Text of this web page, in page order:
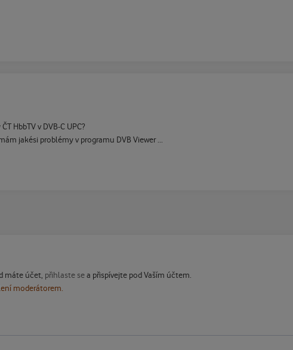
HbbTV v DVB-C UPC?
jakési problémy v programu DVB Viewer ...
máte účet, přihlaste sea přispívejte pod Vaším účtem.
moderátorem.